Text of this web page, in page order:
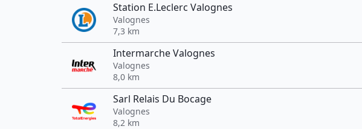
Station E.Leclerc Valognes
Valognes
7,3 km
Intermarche Valognes
Valognes
8,0 km
Sarl Relais Du Bocage
Valognes
8,2 km